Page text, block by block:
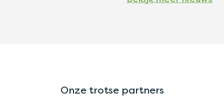
Onze trotse partners